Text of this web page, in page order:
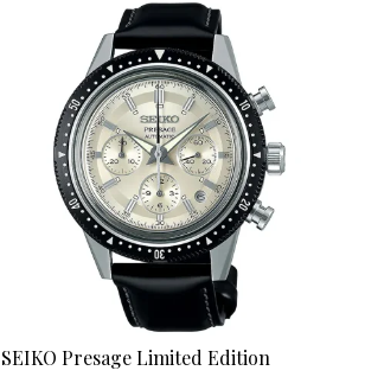
SEIKO Presage Limited Edition